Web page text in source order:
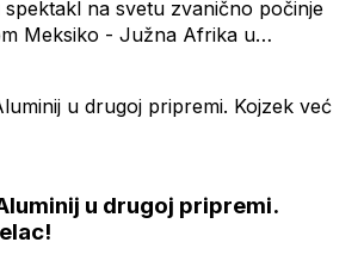
spektakl na svetu zvanično počinje
Meksiko - Južna Afrika u…
u drugoj pripremi.